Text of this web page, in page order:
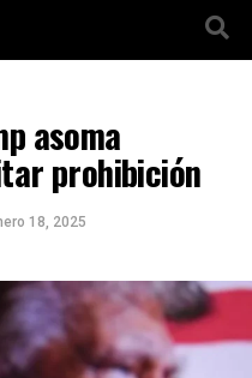
asoma
prohibición
18, 2025